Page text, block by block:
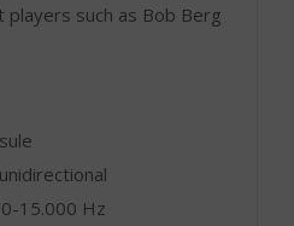
such as Bob Berg
15.000 Hz